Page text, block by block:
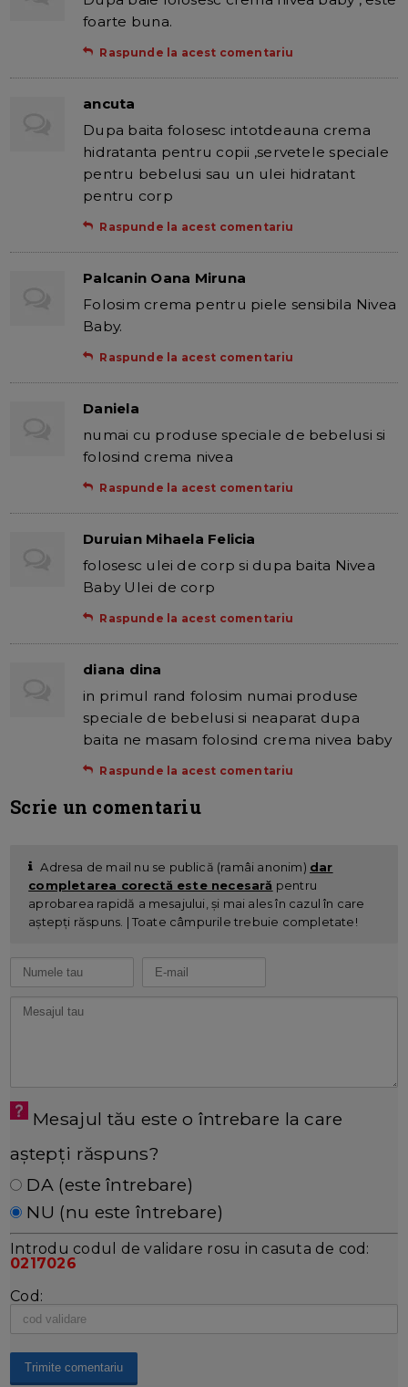
foarte buna.
Raspunde la acest comentariu
ancuta
Dupa baita folosesc intotdeauna crema
hidratanta pentru copii ,servetele speciale
pentru bebelusi sau un ulei hidratant
pentru corp
Raspunde la acest comentariu
Palcanin Oana Miruna
Folosim crema pentru piele sensibila Nivea
Baby.
Raspunde la acest comentariu
Daniela
numai cu produse speciale de bebelusi si
folosind crema nivea
Raspunde la acest comentariu
Duruian Mihaela Felicia
folosesc ulei de corp si dupa baita Nivea
Baby Ulei de corp
Raspunde la acest comentariu
diana dina
in primul rand folosim numai produse
speciale de bebelusi si neaparat dupa
baita ne masam folosind crema nivea baby
Raspunde la acest comentariu
Scrie un comentariu
Adresa de mail nu se publică (ramâi anonim) dar
completarea corectă este necesară pentru
aprobarea rapidă a mesajului, și mai ales în cazul în care
aștepți răspuns. | Toate câmpurile trebuie completate!
Mesajul tău este o întrebare la care
aștepți răspuns?
DA (este întrebare)
NU (nu este întrebare)
Introdu codul de validare rosu in casuta de cod:
0217026
Cod: